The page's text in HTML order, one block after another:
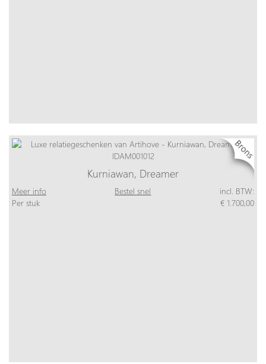
Kurniawan, Dreamer
Meer info Bestel snel
incl. BTW:
Per stuk
€ 1.700,00